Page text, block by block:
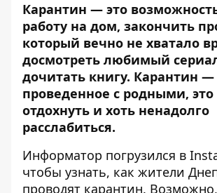
Карантин — это
работу на дом, закончить
который вечно не хватало
досмотреть любимый
дочитать книгу. Карантин —
проведенное с родными, это
отдохнуть и хоть ненадолго
расслабиться.
Информатор погрузился в
чтобы узнать, как жители
проводят карантин.